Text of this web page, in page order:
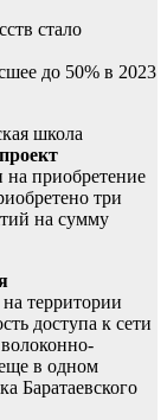
стало
до 50% в 2023
школа
на приобретение
три
на сумму
территории
доступа к сети
в одном
Баратаевского